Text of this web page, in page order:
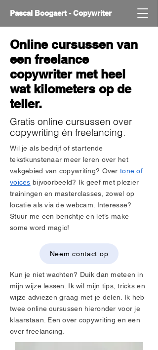
Pascal Boogaert - Copywriter
Online cursussen van
een freelance
copywriter met heel
wat kilometers op de
teller.
Gratis online cursussen over
copywriting én freelancing.
Wil je als bedrijf of startende
tekstkunstenaar meer leren over het
vakgebied van copywriting? Over tone of
voices bijvoorbeeld? Ik geef met plezier
trainingen en masterclasses, zowel op
locatie als via de webcam. Interesse?
Stuur me een berichtje en let’s make
some word magic!
Neem contact op
Kun je niet wachten? Duik dan meteen in
mijn wijze lessen. Ik wil mijn tips, tricks en
wijze adviezen graag met je delen. Ik heb
twee online cursussen hieronder voor je
klaarstaan. Een over copywriting en een
over freelancing.